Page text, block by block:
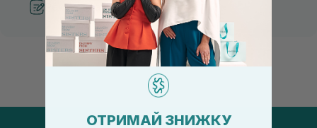
Рекомендації від косметологів
ОТРИМАЙ ЗНИЖКУ